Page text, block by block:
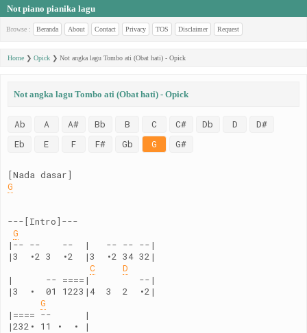
Not piano pianika lagu
Browse : Beranda About Contact Privacy TOS Disclaimer Request
Home ❯ Opick ❯ Not angka lagu Tombo ati (Obat hati) - Opick
Not angka lagu Tombo ati (Obat hati) - Opick
Ab A A# Bb B C C# Db D
D#
Eb
E F F# Gb G G#
[Nada dasar]
G
---[Intro]---
G
|-- --    --  |   -- -- --|
|3  •2 3  •2  |3  •2 34 32|
C
D
|      -- ====|         --|
|3  •  01 1223|4  3  2  •2|
G
|==== --      |
|232• 11 •  • |